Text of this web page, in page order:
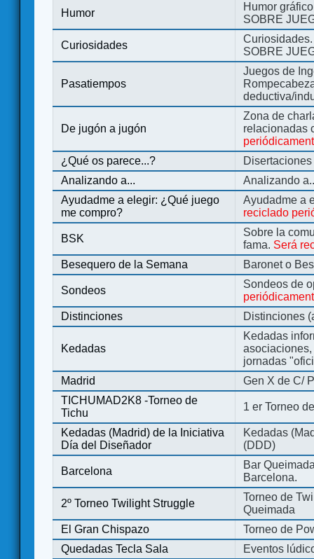
Humor
Humor
SOBRE
Curiosidades
SOBRE
Pasatiempos
Juegos de
deductiva/
De jugón a jugón
Zona de
relacionadas
¿Qué os parece...?
Analizando a...
Analizando
Ayudadme a elegir: ¿Qué juego
me compro?
Ayudadme a
reciclado
BSK
Sobre la
fama. Será
Besequero de la Semana
Baronet o
Sondeos
Sondeos de
Distinciones
Distinciones
Kedadas
Kedadas
jornadas
Madrid
Gen X de C/
TICHUMAD2K8 -Torneo de
Tichu
1 er Torneo
Kedadas (Madrid) de la Iniciativa
Día del Diseñador
Kedadas
(DDD)
Barcelona
Bar
Barcelona.
2º Torneo Twilight Struggle
Torneo de
Queimada
El Gran Chispazo
Torneo de
Quedadas Tecla Sala
Eventos